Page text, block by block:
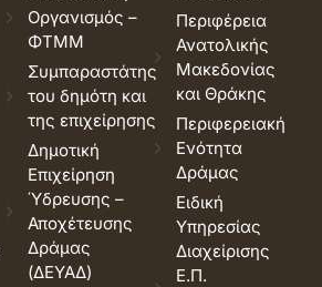
Οργανισμός –
ΦΤΜΜ
Συμπαραστάτης
του δημότη και
της επιχείρησης
Δημοτική
Επιχείρηση
Ύδρευσης –
Αποχέτευσης
Δράμας
(ΔΕΥΑΔ)
Περιφέρεια
Ανατολικής
Μακεδονίας
και Θράκης
Περιφερειακή
Ενότητα
Δράμας
Ειδική
Υπηρεσίας
Διαχείρισης
Ε.Π.